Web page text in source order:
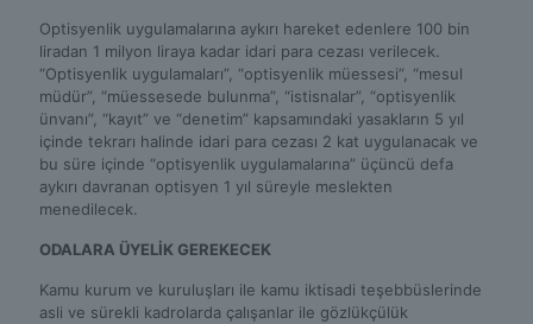
Optisyenlik uygulamalarına aykırı hareket edenlere 100 bin
liradan 1 milyon liraya kadar idari para cezası verilecek.
“Optisyenlik uygulamaları”, “optisyenlik müessesi”, “mesul
müdür”, “müessesede bulunma”, “istisnalar”, “optisyenlik
ünvanı”, “kayıt” ve “denetim” kapsamındaki yasakların 5 yıl
içinde tekrarı halinde idari para cezası 2 kat uygulanacak ve
bu süre içinde “optisyenlik uygulamalarına” üçüncü defa
aykırı davranan optisyen 1 yıl süreyle meslekten
menedilecek.
ODALARA ÜYELİK GEREKECEK
Kamu kurum ve kuruluşları ile kamu iktisadi teşebbüslerinde
asli ve sürekli kadrolarda çalışanlar ile gözlükçülük